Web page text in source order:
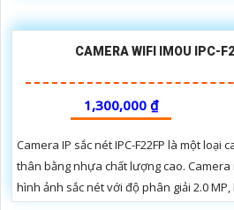
CAMERA WIFI IMOU IPC-
1,300,000 ₫
Camera IP sắc nét IPC-F22FP là một loại
thân bằng nhựa chất lượng cao.
hình ảnh sắc nét với độ phân giải 2.0 MP,